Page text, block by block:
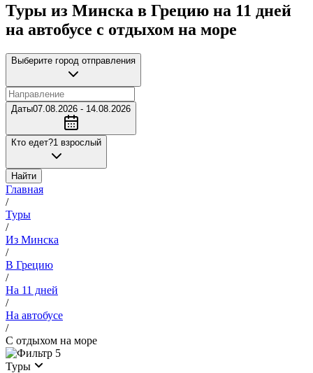
Туры из Минска в Грецию на 11 дней
на автобусе с отдыхом на море
Выберите город отправления
Даты07.08.2026 - 14.08.2026
Кто едет?1 взрослый
Найти
Главная
/
Туры
/
Из Минска
/
В Грецию
/
На 11 дней
/
На автобусе
/
С отдыхом на море
5
Туры